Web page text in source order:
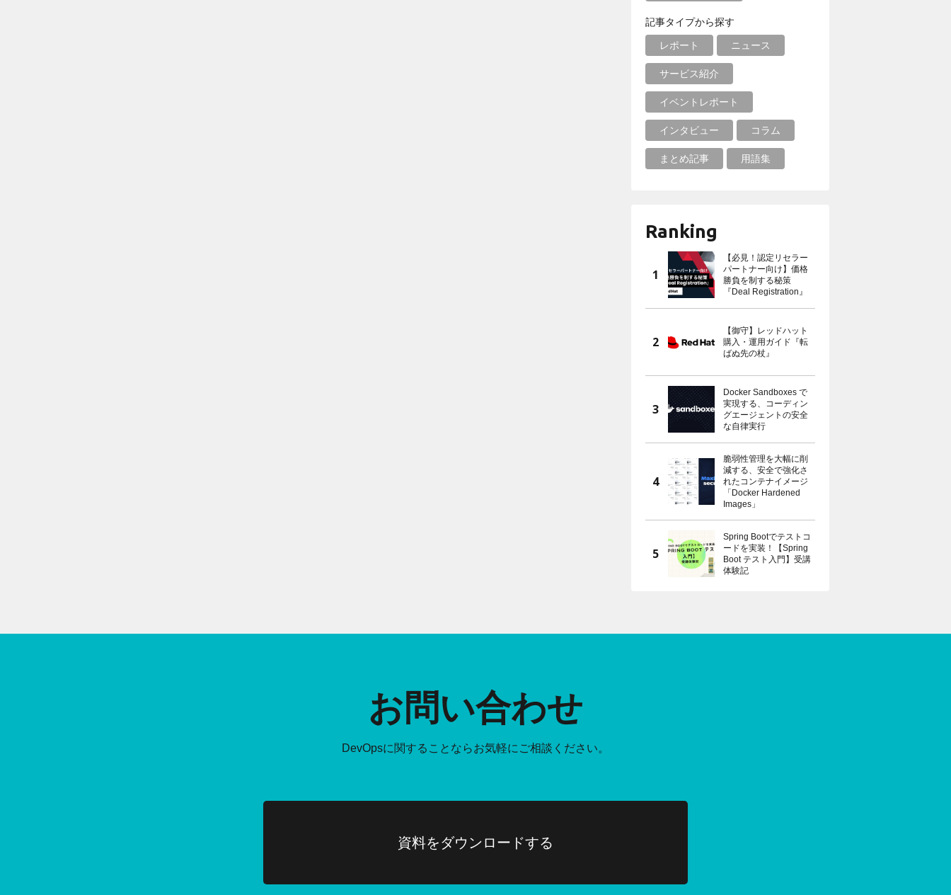
記事タイプから探す
レポート ニュース
サービス紹介
イベントレポート
インタビュー コラム
まとめ記事 用語集
Ranking
【必見！認定リセラー
パートナー向け】価格
勝負を制する秘策
『Deal Registration』
【御守】レッドハット
購入・運用ガイド『転
ばぬ先の杖』
Docker Sandboxes で
実現する、コーディン
グエージェントの安全
な自律実行
脆弱性管理を大幅に削
減する、安全で強化さ
れたコンテナイメージ
「Docker Hardened
Images」
Spring Bootでテストコ
ードを実装！【Spring
Boot テスト入門】受講
体験記
お問い合わせ
DevOpsに関することならお気軽にご相談ください。
資料をダウンロードする